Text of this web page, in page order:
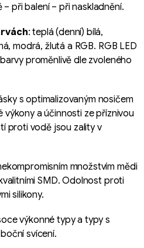
při balení – při naskladnění.
: teplá (denní) bílá,
modrá, žlutá a RGB. RGB LED
proměnlivě dle zvoleného
s optimalizovaným nosičem
výkony a účinnosti ze příznivou
proti vodě jsou zality v
množstvím mědi
SMD. Odolnost proti
silikony.
výkonné typy a typy s
svícení.